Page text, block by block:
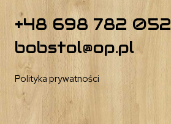
+48 698 782 052
bobstol@op.pl
Polityka prywatności